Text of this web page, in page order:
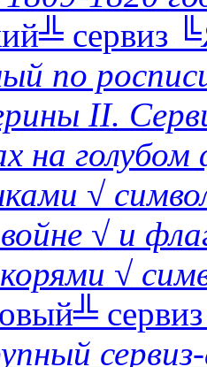
сервиз
по
II.
на
√
√ и
√